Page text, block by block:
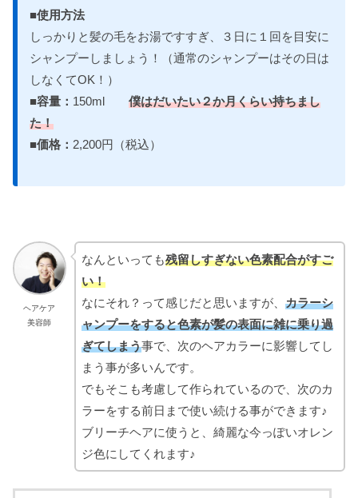
■使用方法
しっかりと髪の毛をお湯ですすぎ、３日に１回を目安に
シャンプーしましょう！（通常のシャンプーはその日は
しなくてOK！）
■容量： 150ml 僕はだいたい２か月くらい持ちまし
た！
■価格： 2,200円（税込）
ヘアケア
美容師
なんといっても残留しすぎない色素配合がすご
い！
なにそれ？って感じだと思いますが、 カラーシ
ャンプーをすると色素が髪の表面に雑に乗り過
ぎてしまう事で、次のヘアカラーに影響してし
まう事が多いんです。
でもそこも考慮して作られているので、次のカ
ラーをする前日まで使い続ける事ができます♪
ブリーチヘアに使うと、綺麗な今っぽいオレン
ジ色にしてくれます♪